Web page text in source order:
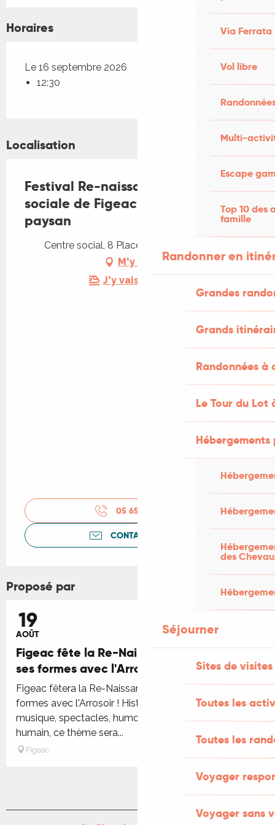
Via Ferrata
Vol libre
Multi-
Escape
Top 10 des
famille
Randonner en
Grandes
Grands
Randonnées
Le Tour du Lot
des
Séjourner
Sites de visites
Toutes les
Toutes les
Voyager
Voyager sans
Horaires
Le 16 septembre 2026
12:30
Localisation
Festival Re-naissance au centre
sociale de Figeac : banquet
paysan
Centre social, 8 Place Vival, 46100 Figeac
M'y rendre
J'y vais en train !
05 65 50 05
CONTACTEZ-NOUS
Proposé par
19
AOÛT
Figeac fête la Re-Naissance sous toutes
ses formes avec l'Arrosoir !
Figeac fêtera la Re-Naissance sous toutes ses
formes avec l'Arrosoir ! Histoire, art, patrimoine,
musique, spectacles, humour, partage et imaginaire
humain, ce thème sera...
Figeac